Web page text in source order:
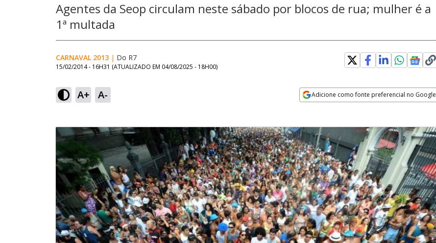
Agentes da Seop circulam neste sábado por blocos de rua; mulher é a
1ª multada
CARNAVAL 2013 | Do R7
15/02/2014 - 16H31 (ATUALIZADO EM 04/08/2025 - 18H00)
A+ A- Adicione como fonte preferencial no Google